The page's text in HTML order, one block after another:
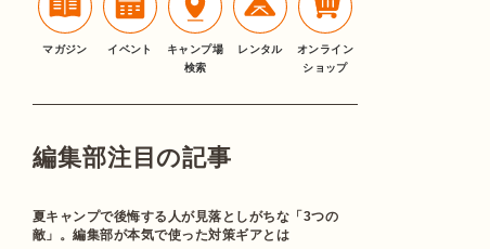
マガジン イベント
キャンプ場
検索
レンタル
オンライン
ショップ
編集部注目の記事
夏キャンプで後悔する人が見落としがちな「3つの
敵」。編集部が本気で使った対策ギアとは